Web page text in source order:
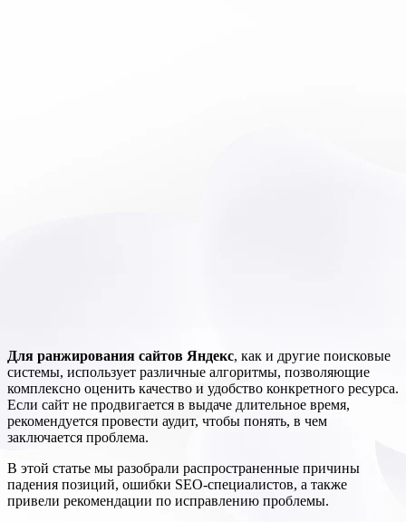
Для ранжирования сайтов Яндекс, как и другие поисковые
системы, использует различные алгоритмы, позволяющие
комплексно оценить качество и удобство конкретного ресурса.
Если сайт не продвигается в выдаче длительное время,
рекомендуется провести аудит, чтобы понять, в чем
заключается проблема.
В этой статье мы разобрали распространенные причины
падения позиций, ошибки SEO-специалистов, а также
привели рекомендации по исправлению проблемы.